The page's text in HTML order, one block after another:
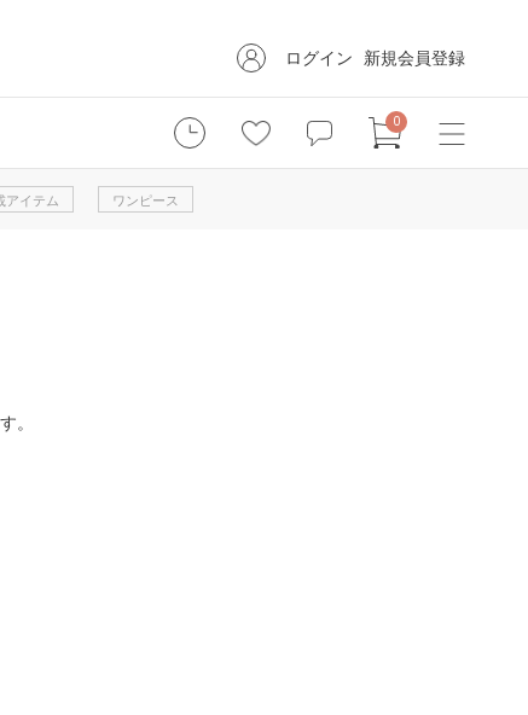
ログイン 新規会員登録
0
アイテム ワンピース
。